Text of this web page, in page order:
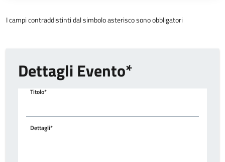
I campi contraddistinti dal simbolo asterisco sono obbligatori
Dettagli Evento
Titolo*
Dettagli*